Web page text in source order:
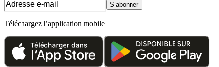
S’abonner
Téléchargez l’application mobile